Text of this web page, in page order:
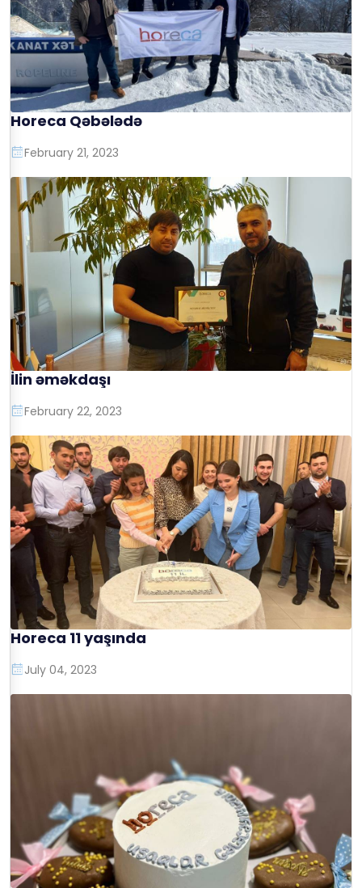
Horeca Qəbələdə
February 21, 2023
İlin əməkdaşı
February 22, 2023
Horeca 11 yaşında
July 04, 2023